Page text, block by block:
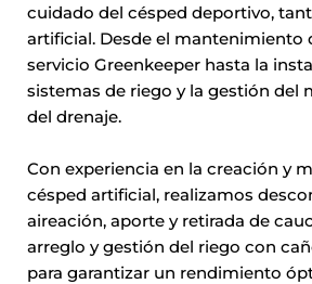
cuidado del césped deportivo,
artificial. Desde el mantenimiento
servicio Greenkeeper hasta la
sistemas de riego y la gestión del
del drenaje.
Con experiencia en la creación y
césped artificial, realizamos
aireación, aporte y retirada de
arreglo y gestión del riego con
para garantizar un rendimiento